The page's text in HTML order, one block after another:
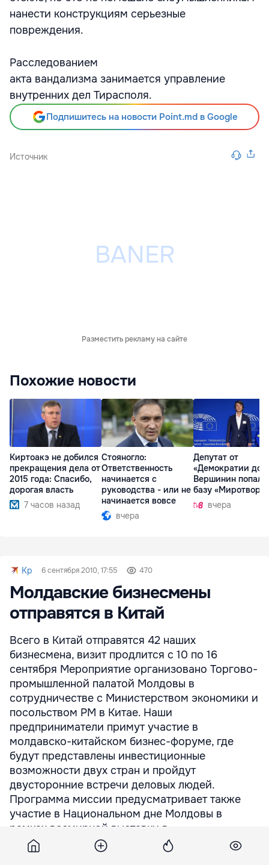
нанести конструкциям серьезные
повреждения.
Расследованием
акта вандализма занимается управление
внутренних дел Тирасполя.
Подпишитесь на новости Point.md в Google
Источник
Разместить рекламу на сайте
Похожие новости
Киртоакэ не добился
прекращения дела от
2015 года: Спасибо,
дорогая власть
7 часов назад
Стояногло:
Ответственность
начинается с
руководства - или не
начинается вовсе
вчера
Депутат от
«Демократии
Вершинин попал в
базу
вчера
Kp 6 сентября 2010, 17:55 470
Молдавские бизнесмены
отправятся в Китай
Всего в Китай отправятся 42 наших
бизнесмена, визит продлится с 10 по 16
сентября Мероприятие организовано Торгово-
промышленной палатой Молдовы в
сотрудничестве с Министерством экономики и
посольством РМ в Китае. Наши
предприниматели примут участие в
молдавско-китайском бизнес-форуме, где
будут представлены инвестиционные
возможности двух стран и пройдут
двусторонние встречи деловых людей.
Программа миссии предусматривает также
участие в Национальном дне Молдовы в
рамках всемирной выставки в ...